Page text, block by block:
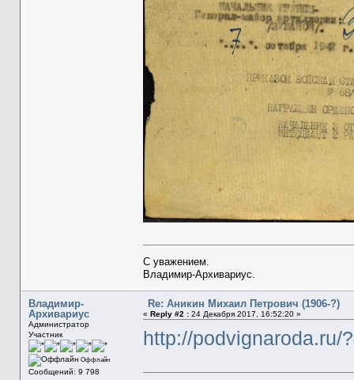
С уважением.
Владимир-Архивариус.
Владимир-
Архивариус
Администратор
Участник
Оффлайн
Сообщений: 9 798
Re: Аникин Михаил Петрович (1906-?)
« Reply #2 :24 Декабря 2017, 16:52:20 »
http://podvignaroda.ru/